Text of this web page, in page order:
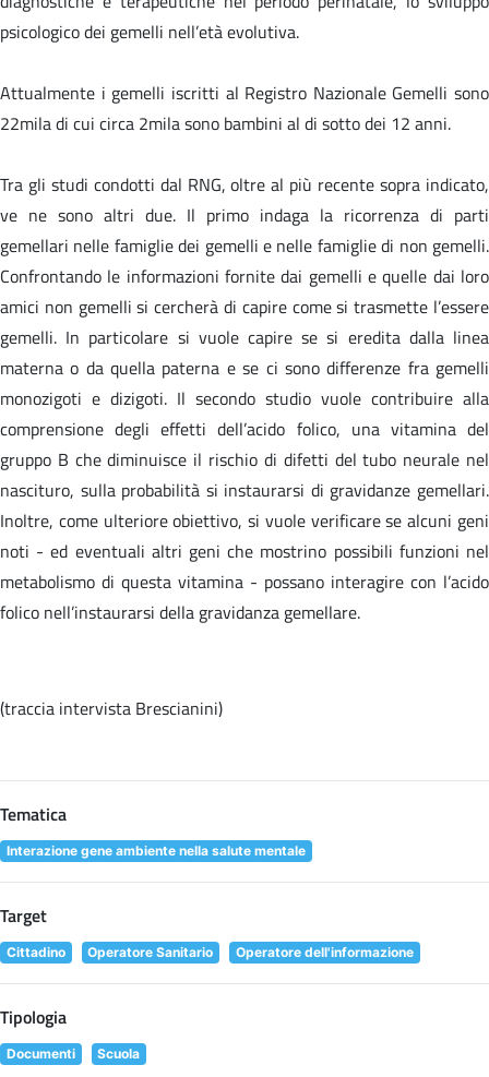
psicologico dei gemelli nell’età evolutiva.
Attualmente i gemelli iscritti al Registro Nazionale Gemelli sono
22mila di cui circa 2mila sono bambini al di sotto dei 12 anni.
Tra gli studi condotti dal RNG, oltre al più recente sopra indicato,
ve ne sono altri due. Il primo indaga la ricorrenza di parti
gemellari nelle famiglie dei gemelli e nelle famiglie di non gemelli.
Confrontando le informazioni fornite dai gemelli e quelle dai loro
amici non gemelli si cercherà di capire come si trasmette l’essere
gemelli. In particolare si vuole capire se si eredita dalla linea
materna o da quella paterna e se ci sono differenze fra gemelli
monozigoti e dizigoti. Il secondo studio vuole contribuire alla
comprensione degli effetti dell’acido folico, una vitamina del
gruppo B che diminuisce il rischio di difetti del tubo neurale nel
nascituro, sulla probabilità si instaurarsi di gravidanze gemellari.
Inoltre, come ulteriore obiettivo, si vuole verificare se alcuni geni
noti - ed eventuali altri geni che mostrino possibili funzioni nel
metabolismo di questa vitamina - possano interagire con l’acido
folico nell’instaurarsi della gravidanza gemellare.
(traccia intervista Brescianini)
Tematica
Interazione gene ambiente nella salute mentale
Target
Cittadino Operatore Sanitario Operatore dell'informazione
Tipologia
Documenti Scuola